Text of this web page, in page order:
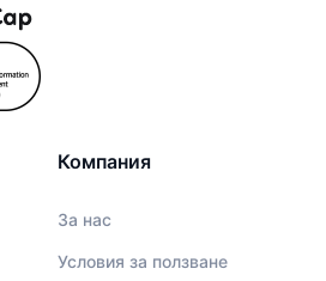
Компания
За нас
Условия за ползване